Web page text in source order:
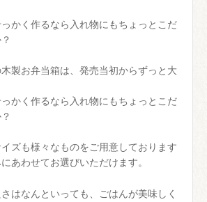
かく作るなら入れ物にもちょっとこだ
製お弁当箱は、発売当初からずっと大
かく作るなら入れ物にもちょっとこだ
ズも様々なものをご用意しております
あわせてお選びいただけます。
はなんといっても、ごはんが美味しく